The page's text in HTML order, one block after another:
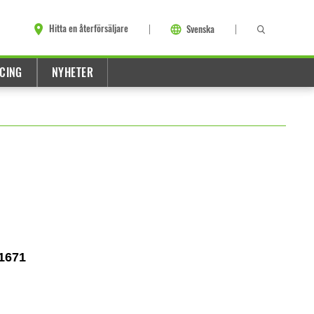
Hitta en återförsäljare Svenska
NYHETER